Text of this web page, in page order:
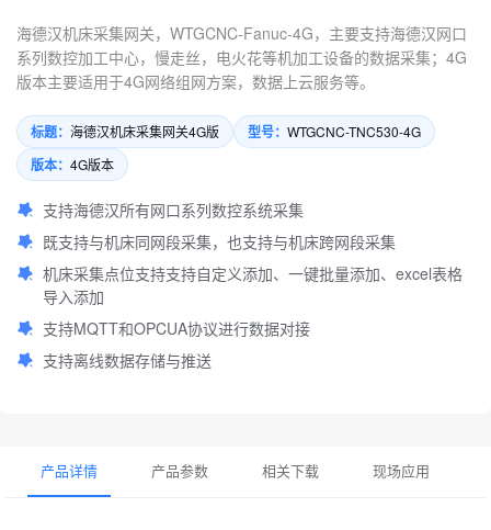
海德汉机床采集网关，WTGCNC-Fanuc-4G，主要支持海德汉网口
系列数控加工中心，慢走丝，电火花等机加工设备的数据采集；4G
版本主要适用于4G网络组网方案，数据上云服务等。
标题： 海德汉机床采集网关4G版 型号： WTGCNC-TNC530-4G
版本： 4G版本
支持海德汉所有网口系列数控系统采集
既支持与机床同网段采集，也支持与机床跨网段采集
机床采集点位支持支持自定义添加、一键批量添加、excel表格
导入添加
支持MQTT和OPCUA协议进行数据对接
支持离线数据存储与推送
产品详情 产品参数 相关下载 现场应用